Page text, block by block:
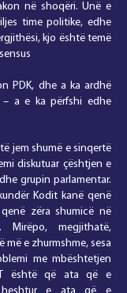
në shoqëri. Unë e
time politike, edhe
kjo është temë
PDK, dhe a ka ardhë
– a e ka përfshi edhe
jem shumë e sinqertë
diskutuar çështjen e
grupin parlamentar.
Kodit kanë qenë
zëra shumicë në
Mirëpo, megjithatë,
më e zhurmshme, sesa
me mbështetjen
është që ata që e